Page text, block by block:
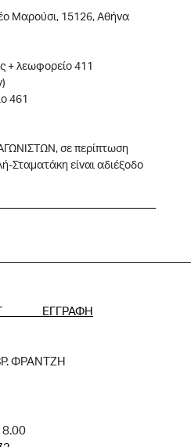
Μαρούσι, 15126, Αθήνα
+ λεωφορείο 411
461
σε περίπτωση
Σταματάκη είναι αδιέξοδο
ΕΓΓΡΑΦΗ
ΦΡΑΝΤΖΗ